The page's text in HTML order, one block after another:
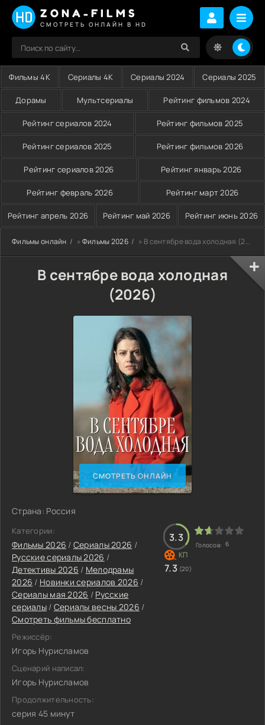
ZONA-FILMS
СМОТРЕТЬ ОНЛАЙН В HD
Фильмы 4K Сериалы 4K Сериалы 2024 Сериалы 2025
Дорамы Мультсериалы Рейтинг фильмов 2024
Рейтинг сериалов 2024 Рейтинг фильмов 2025
Рейтинг сериалов 2025 Рейтинг фильмов 2026
Рейтинг сериалов 2026 Рейтинг январь 2026
Рейтинг февраль 2026 Рейтинг март 2026
Рейтинг апрель 2026 Рейтинг май 2026 Рейтинг июнь 2026
Фильмы онлайн » Фильмы 2026 » В сентябре вода холодная (2026)
В сентябре вода холодная
(2026)
СМОТРЕТЬ ОНЛАЙН
Страна: Россия
Категории:
Фильмы 2026 / Сериалы 2026 /
Русские сериалы 2026 /
Детективы 2026 / Мелодрамы
2026 / Новинки сериалов 2026 /
Сериалы мая 2026 / Русские
сериалы/ Сериалы весны 2026 /
Смотреть фильмы бесплатно
Режиссёр:
Игорь Нурисламов
Сценарий написал:
Игорь Нурисламов
Продолжительность:
серия 45 минут
3.3
Голосов: 6
7.3 (20)